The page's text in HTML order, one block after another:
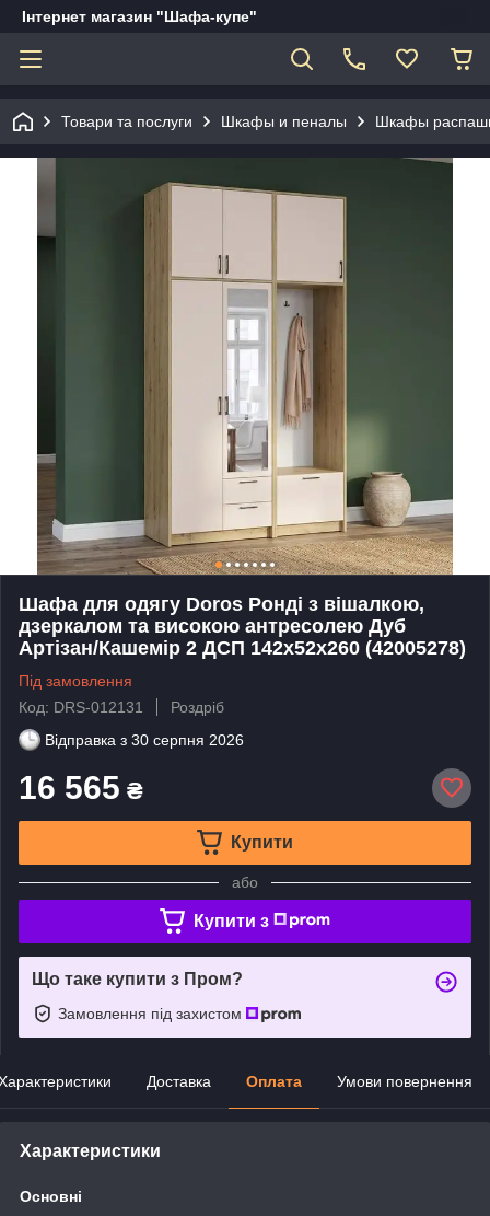
Інтернет магазин "Шафа-купе"
Товари та послуги Шкафы и пеналы Шкафы
Шафа для одягу Doros Ронді з вішалкою,
дзеркалом та високою антресолею Дуб
Артізан/Кашемір 2 ДСП 142х52х260 (42005278)
Під замовлення
Код: DRS-012131
Роздріб
Відправка з 30 серпня 2026
16 565 ₴
Купити
або
Купити з
Що таке купити з Пром?
Замовлення під захистом
Доставка Оплата Умови повернення
Характеристики
Основні